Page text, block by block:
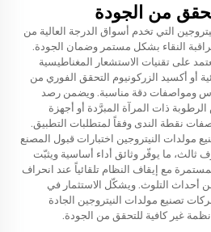
من الجودة
التي تخدم أسواق الدرجة العالية من
النقاء بشكل مستمر وضمان الجودة.
على تقنيات الاستشعار المغناطيسية
أو أكسيد الزركونيوم التحقق الفوري من
ومواصفات دقة مناسبة. ويضمن رصد
ذات المرآة المبرَّدة أو أجهزة
نقطة الندى وفقاً لمتطلبات التطبيق.
مولدات النيتروجين اختبارات قبول المصنع
ما يوفّر وثائق أداء أساسية ويثبّت
مع إيقاف النظام تلقائياً عند انحراف
أحداث التلوث. ويشكّل الاستثمار في
تصنيع مولدات النيتروجين الجادة
غير كافية للتحقق من الجودة.